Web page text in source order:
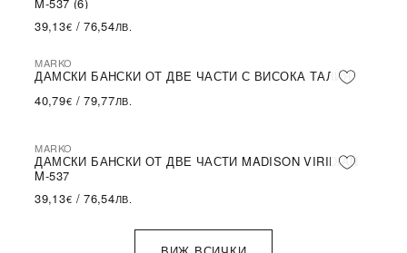
39,13€ /76,54ЛВ.
MARKO
ДАМСКИ БАНСКИ ОТ ДВЕ ЧАСТИ С ВИСОКА ТАЛИЯ
40,79€ /79,77ЛВ.
MARKO
ДАМСКИ БАНСКИ ОТ ДВЕ ЧАСТИ MADISON VIRIDIAN
M-537
39,13€ /76,54ЛВ.